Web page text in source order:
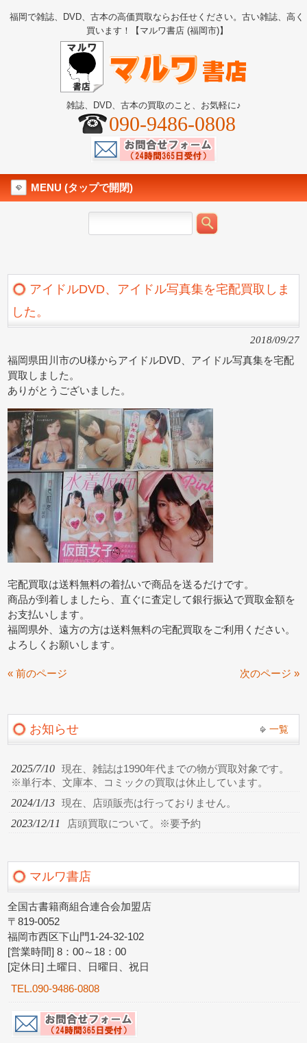
福岡で雑誌、DVD、古本の高価買取ならお任せください。古い雑誌、高く
買います！【マルワ書店 (福岡市)】
雑誌、DVD、古本の買取のこと、お気軽に♪
090-9486-0808
MENU (タップで開閉)
アイドルDVD、アイドル写真集を宅配買取しま
した。
2018/09/27
福岡県田川市のU様からアイドルDVD、アイドル写真集を宅配
買取しました。
ありがとうございました。
宅配買取は送料無料の着払いで商品を送るだけです。
商品が到着しましたら、直ぐに査定して銀行振込で買取金額を
お支払いします。
福岡県外、遠方の方は送料無料の宅配買取をご利用ください。
よろしくお願いします。
« 前のページ 次のページ »
お知らせ 一覧
2025/7/10
現在、雑誌は1990年代までの物が買取対象です。
※単行本、文庫本、コミックの買取は休止しています。
2024/1/13 現在、店頭販売は行っておりません。
2023/12/11 店頭買取について。※要予約
マルワ書店
全国古書籍商組合連合会加盟店
〒819-0052
福岡市西区下山門1-24-32-102
[営業時間] 8：00～18：00
[定休日] 土曜日、日曜日、祝日
TEL.090-9486-0808